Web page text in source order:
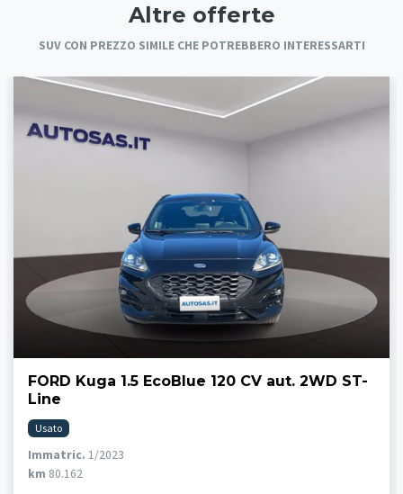
Altre offerte
SUV CON PREZZO SIMILE CHE POTREBBERO INTERESSARTI
FORD Kuga 1.5 EcoBlue 120 CV aut. 2WD ST-
Line
Usato
Immatric. 1/2023
km 80.162